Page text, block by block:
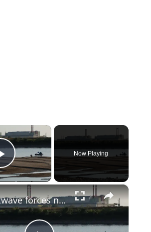
×
Play Video
Now Playing
×
Heatwave forces nuclear shutdown in Hungary